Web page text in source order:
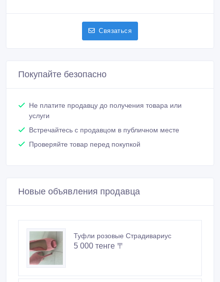
Связаться
Покупайте безопасно
Не платите продавцу до получения товара или
услуги
Встречайтесь с продавцом в публичном месте
Проверяйте товар перед покупкой
Новые объявления продавца
Туфли розовые Страдивариус
5 000 тенге 〒